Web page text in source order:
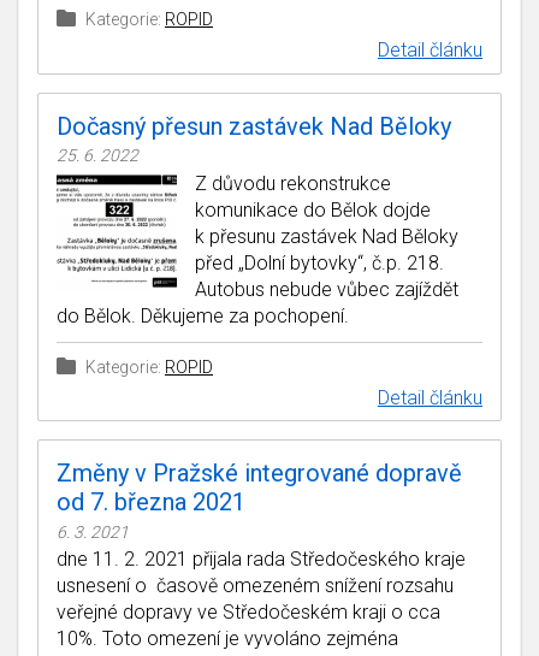
Kategorie: ROPID
Detail článku
Dočasný přesun zastávek Nad Běloky
25. 6. 2022
Z důvodu rekonstrukce
komunikace do Bělok dojde
k přesunu zastávek Nad Běloky
před „Dolní bytovky“, č.p. 218.
Autobus nebude vůbec zajíždět
do Bělok. Děkujeme za pochopení.
Kategorie: ROPID
Detail článku
Změny v Pražské integrované dopravě
od 7. března 2021
6. 3. 2021
dne 11. 2. 2021 přijala rada Středočeského kraje
usnesení o časově omezeném snížení rozsahu
veřejné dopravy ve Středočeském kraji o cca
10%. Toto omezení je vyvoláno zejména